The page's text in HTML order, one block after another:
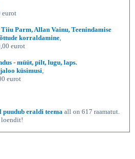
eurot
Parm, Allan Vainu, Teenindamise
korraldamine
eurot
- müüt, pilt, lugu, laps.
küsimusi
eurot
eraldi teema all on 617 raamatut.
loendit!